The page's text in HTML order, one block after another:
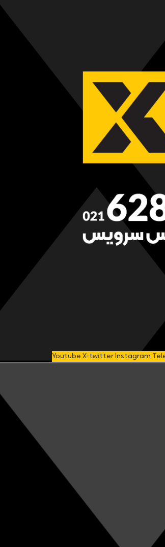
YoutubeX-twitterInstagram